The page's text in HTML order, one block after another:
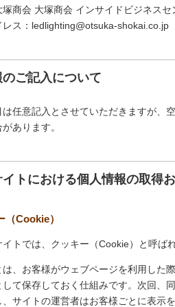
商会 大塚商会 インサイドビジネスセ
レス：ledlighting@otsuka-shokai.co.jp
ご記入について
は任意記入とさせていただきますが、
あります。
イトにおける個人情報の取得
（Cookie）
トでは、クッキー（Cookie）と呼ば
は、お客様がウェブページを利用した
して保存しておく仕組みです。次回、
サイトの運営者はお客様ごとに表示